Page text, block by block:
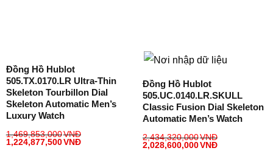
Đồng Hồ Hublot
505.TX.0170.LR Ultra-Thin
Skeleton Tourbillon Dial
Skeleton Automatic Men’s
Luxury Watch
1,469,853,000VNĐ
1,224,877,500VNĐ
Đồng Hồ Hublot
505.UC.0140.LR.SKULL
Classic Fusion Dial Skeleton
Automatic Men’s Watch
2,434,320,000VNĐ
2,028,600,000VNĐ